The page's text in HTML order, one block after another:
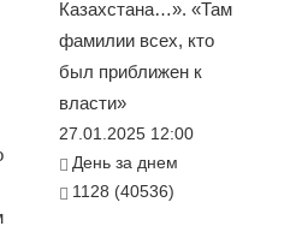
Казахстана…». «Там
фамилии всех, кто
был приближен к
власти»
27.01.2025 12:00
День за днем
1128 (40536)